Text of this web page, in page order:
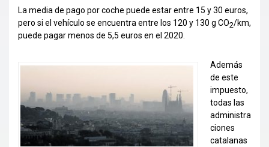
La media de pago por coche puede estar entre 15 y 30 euros,
pero si el vehículo se encuentra entre los 120 y 130 g CO2/km,
puede pagar menos de 5,5 euros en el 2020.
Además
de este
impuesto,
todas las
administra
ciones
catalanas